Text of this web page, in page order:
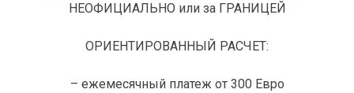
НЕОФИЦИАЛЬНО или за ГРАНИЦЕЙ
ОРИЕНТИРОВАННЫЙ РАСЧЕТ:
– ежемесячный платеж от 300 Евро